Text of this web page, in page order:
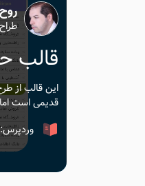
قالب
این قالب از
قدیمی است